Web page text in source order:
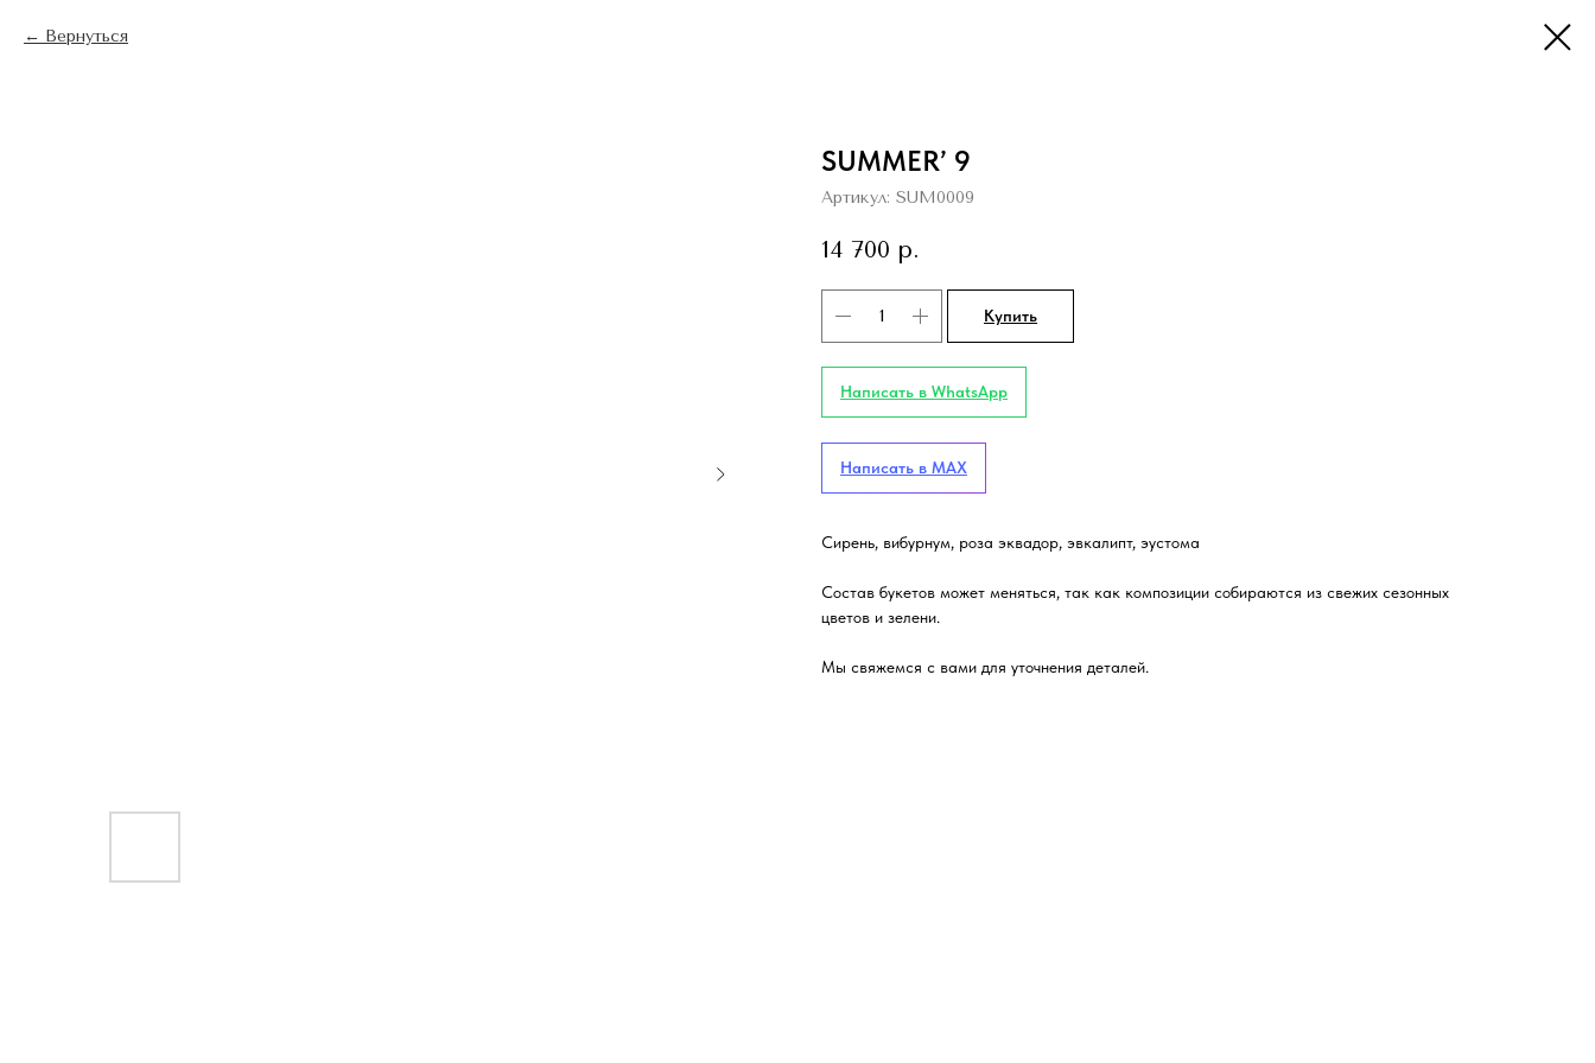
Вернуться
SUMMER’ 9
Артикул: SUM0009
14 700 р.
Купить
Написать в WhatsApp
Написать в MAX
Сирень, вибурнум, роза эквадор, эвкалипт, эустома
Состав букетов может меняться, так как композиции собираются из свежих сезонных
цветов и зелени.
Мы свяжемся с вами для уточнения деталей.